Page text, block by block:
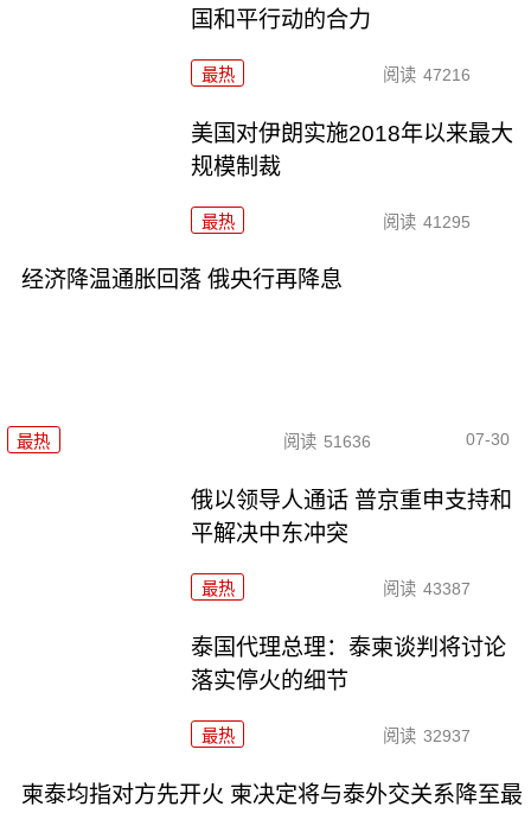
国和平行动的合力
最热 阅读 47216
美国对伊朗实施2018年以来最大
规模制裁
最热 阅读 41295
经济降温通胀回落 俄央行再降息
最热 阅读 51636 07-30
俄以领导人通话 普京重申支持和
平解决中东冲突
最热 阅读 43387
泰国代理总理：泰柬谈判将讨论
落实停火的细节
最热 阅读 32937
柬泰均指对方先开火 柬决定将与泰外交关系降至最